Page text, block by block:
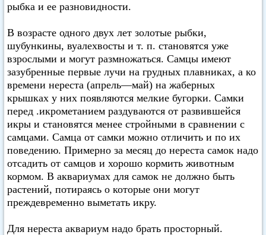
рыбка и ее разновидности.
В возрасте одного двух лет золотые рыбки,
шубункины, вуалехвосты и т. п. становятся уже
взрослыми и могут размножаться. Самцы имеют
зазубренные первые лучи на грудных плавниках, а ко
времени нереста (апрель—май) на жаберных
крышках у них появляются мелкие бугорки. Самки
перед .икрометанием раздуваются от развившейся
икры и становятся менее стройными в сравнении с
самцами. Самца от самки можно отличить и по их
поведению. Примерно за месяц до нереста самок надо
отсадить от самцов и хорошо кормить животным
кормом. В аквариумах для самок не должно быть
растений, потираясь о которые они могут
преждевременно выметать икру.
Для нереста аквариум надо брать просторный.